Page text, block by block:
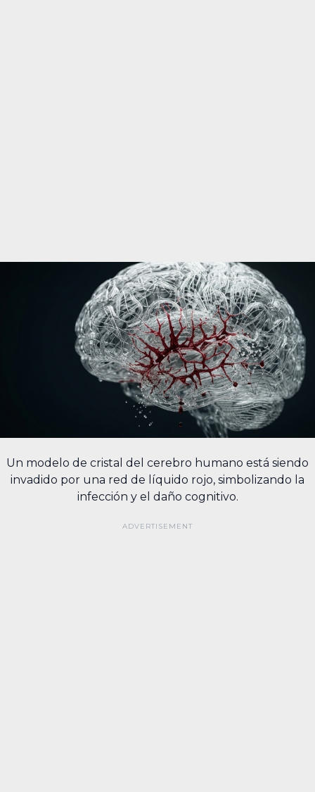
Un modelo de cristal del cerebro humano está siendo
invadido por una red de líquido rojo, simbolizando la
infección y el daño cognitivo.